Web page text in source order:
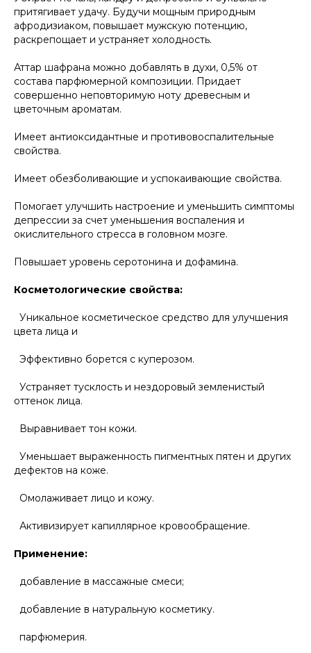
притягивает удачу. Будучи мощным природным
афродизиаком, повышает мужскую потенцию,
раскрепощает и устраняет холодность.
Аттар шафрана можно добавлять в духи, 0,5% от
состава парфюмерной композиции. Придает
совершенно неповторимую ноту древесным и
цветочным ароматам.
Имеет антиоксидантные и противовоспалительные
свойства.
Имеет обезболивающие и успокаивающие свойства.
Помогает улучшить настроение и уменьшить симптомы
депрессии за счет уменьшения воспаления и
окислительного стресса в головном мозге.
Повышает уровень серотонина и дофамина.
Косметологические свойства:
Уникальное косметическое средство для улучшения
цвета лица и
Эффективно борется с куперозом.
Устраняет тусклость и нездоровый земленистый
оттенок лица.
Выравнивает тон кожи.
Уменьшает выраженность пигментных пятен и других
дефектов на коже.
Омолаживает лицо и кожу.
Активизирует капиллярное кровообращение.
Применение:
добавление в массажные смеси;
добавление в натуральную косметику.
парфюмерия.